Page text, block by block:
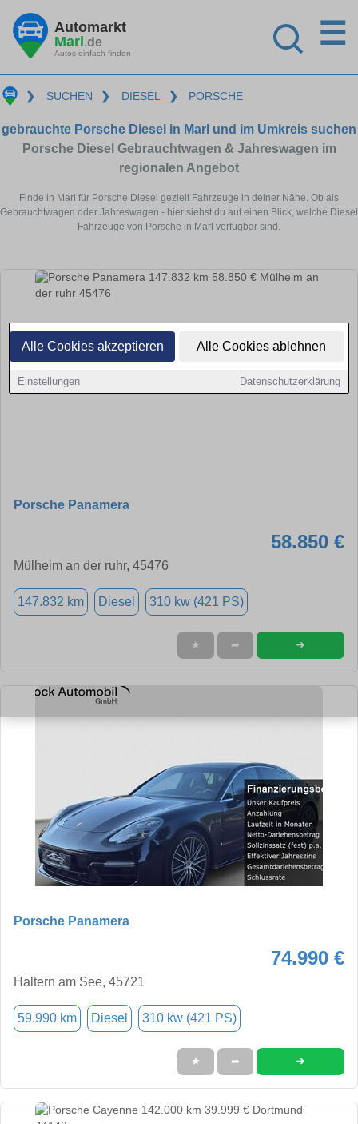
Alle Cookies akzeptieren Alle Cookies ablehnen
Einstellungen Datenschutzerklärung
Automarkt
Marl.de
Autos einfach finden
☰
❯ SUCHEN ❯ DIESEL ❯ PORSCHE
gebrauchte Porsche Diesel in Marl und im Umkreis suchen
Porsche Diesel Gebrauchtwagen & Jahreswagen im
regionalen Angebot
Finde in Marl für Porsche Diesel gezielt Fahrzeuge in deiner Nähe. Ob als
Gebrauchtwagen oder Jahreswagen - hier siehst du auf einen Blick, welche Diesel
Fahrzeuge von Porsche in Marl verfügbar sind.
Porsche Panamera
58.850 €
Mülheim an der ruhr, 45476
147.832 km Diesel 310 kw (421 PS)
★ ➦ ➜
Porsche Panamera
74.990 €
Haltern am See, 45721
59.990 km Diesel 310 kw (421 PS)
★ ➦ ➜